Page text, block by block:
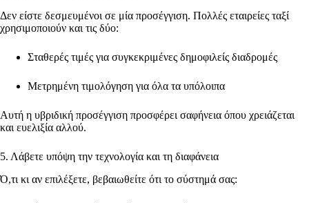
Δεν είστε δεσμευμένοι σε μία προσέγγιση. Πολλές εταιρείες ταξί
χρησιμοποιούν και τις δύο:
Σταθερές τιμές για συγκεκριμένες δημοφιλείς διαδρομές
Μετρημένη τιμολόγηση για όλα τα υπόλοιπα
Αυτή η υβριδική προσέγγιση προσφέρει σαφήνεια όπου χρειάζεται
και ευελιξία αλλού.
5. Λάβετε υπόψη την τεχνολογία και τη διαφάνεια
Ό,τι κι αν επιλέξετε, βεβαιωθείτε ότι το σύστημά σας: